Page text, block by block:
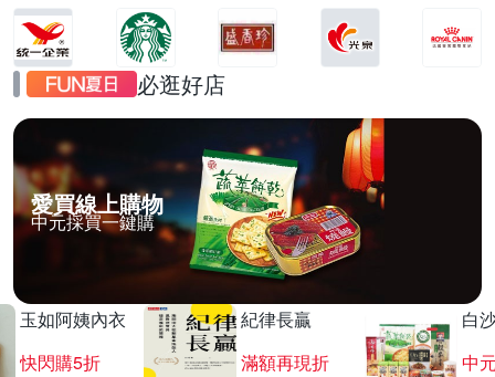
必逛好店
愛買線上購物
中元採買一鍵購
玉如阿姨內衣
快閃購5折
紀律長贏
滿額再現折
白
中